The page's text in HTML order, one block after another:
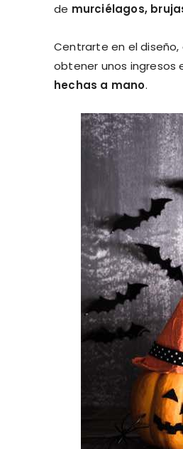
de murciélagos,
Centrarte en el
obtener unos ingresos
hechas a mano.